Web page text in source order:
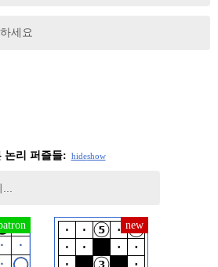
세요
논리 퍼즐들: hideshow